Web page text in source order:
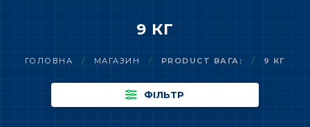
9 КГ
ГОЛОВНА / МАГАЗИН / PRODUCT ВАГА: / 9 КГ
ФІЛЬТР